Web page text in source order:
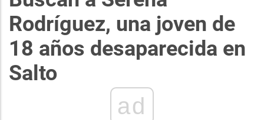
Rodríguez, una joven de
18 años desaparecida en
Salto
ad